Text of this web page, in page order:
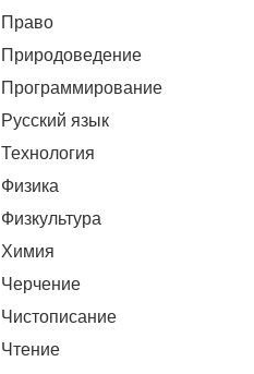
Право
Природоведение
Программирование
Русский язык
Технология
Физика
Физкультура
Химия
Черчение
Чистописание
Чтение